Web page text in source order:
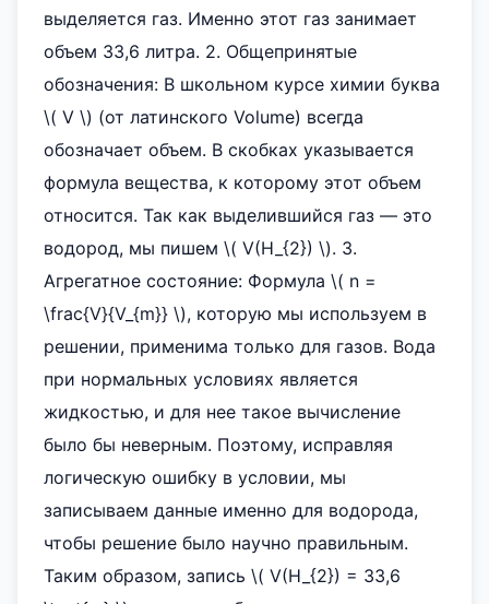
выделяется газ. Именно этот газ занимает
объем 33,6 литра. 2. Общепринятые
обозначения: В школьном курсе химии буква
\( V \) (от латинского Volume) всегда
обозначает объем. В скобках указывается
формула вещества, к которому этот объем
относится. Так как выделившийся газ — это
водород, мы пишем \( V(H_{2}) \). 3.
Агрегатное состояние: Формула \( n =
\frac{V}{V_{m}} \), которую мы используем в
решении, применима только для газов. Вода
при нормальных условиях является
жидкостью, и для нее такое вычисление
было бы неверным. Поэтому, исправляя
логическую ошибку в условии, мы
записываем данные именно для водорода,
чтобы решение было научно правильным.
Таким образом, запись \( V(H_{2}) = 33,6